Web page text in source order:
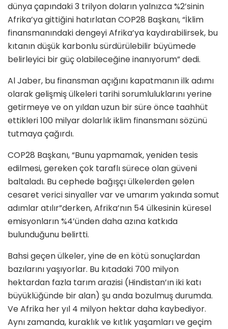
dünya çapındaki 3 trilyon doların yalnızca %2’sinin
Afrika’ya gittiğini hatırlatan COP28 Başkanı, “İklim
finansmanındaki dengeyi Afrika’ya kaydırabilirsek, bu
kıtanın düşük karbonlu sürdürülebilir büyümede
belirleyici bir güç olabileceğine inanıyorum” dedi.
Al Jaber, bu finansman açığını kapatmanın ilk adımı
olarak gelişmiş ülkeleri tarihi sorumluluklarını yerine
getirmeye ve on yıldan uzun bir süre önce taahhüt
ettikleri 100 milyar dolarlık iklim finansmanı sözünü
tutmaya çağırdı.
COP28 Başkanı, “Bunu yapmamak, yeniden tesis
edilmesi, gereken çok taraflı sürece olan güveni
baltaladı. Bu cephede bağışçı ülkelerden gelen
cesaret verici sinyaller var ve umarım yakında somut
adımlar atılır”derken, Afrika’nın 54 ülkesinin küresel
emisyonların %4’ünden daha azına katkıda
bulunduğunu belirtti.
Bahsi geçen ülkeler, yine de en kötü sonuçlardan
bazılarını yaşıyorlar. Bu kıtadaki 700 milyon
hektardan fazla tarım arazisi (Hindistan’ın iki katı
büyüklüğünde bir alan) şu anda bozulmuş durumda.
Ve Afrika her yıl 4 milyon hektar daha kaybediyor.
Aynı zamanda, kuraklık ve kıtlık yaşamları ve geçim